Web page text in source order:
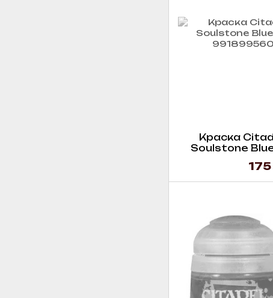
Краска
Soulstone